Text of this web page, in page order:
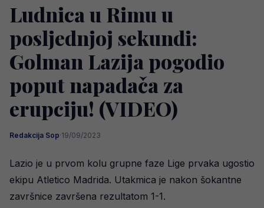
Ludnica u Rimu u
posljednjoj sekundi:
Golman Lazija pogodio
poput napadača za
erupciju! (VIDEO)
Redakcija Sop·19/09/2023
Lazio je u prvom kolu grupne faze Lige prvaka ugostio
ekipu Atletico Madrida. Utakmica je nakon šokantne
završnice završena rezultatom 1-1.